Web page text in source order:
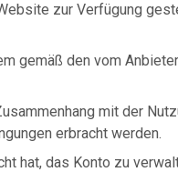
zur Verfügung
gemäß den vom
mit der
erbracht werden.
hat, das Konto zu